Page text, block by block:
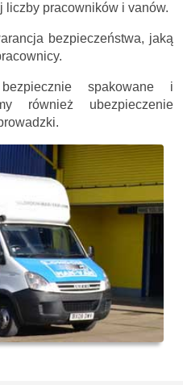
pracowników i vanów.
bezpieczeństwa, jaką
spakowane i
również ubezpieczenie